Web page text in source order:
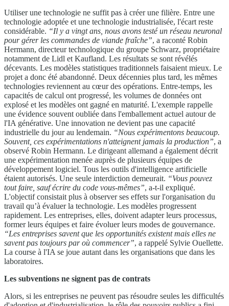
Utiliser une technologie ne suffit pas à créer une filière. Entre une
technologie adoptée et une technologie industrialisée, l'écart reste
considérable. “Il y a vingt ans, nous avons testé un réseau neuronal
pour gérer les commandes de viande fraîche”, a raconté Robin
Hermann, directeur technologique du groupe Schwarz, propriétaire
notamment de Lidl et Kaufland. Les résultats se sont révélés
décevants. Les modèles statistiques traditionnels faisaient mieux. Le
projet a donc été abandonné. Deux décennies plus tard, les mêmes
technologies reviennent au cœur des opérations. Entre-temps, les
capacités de calcul ont progressé, les volumes de données ont
explosé et les modèles ont gagné en maturité. L'exemple rappelle
une évidence souvent oubliée dans l'emballement actuel autour de
l'IA générative. Une innovation ne devient pas une capacité
industrielle du jour au lendemain. “Nous expérimentons beaucoup.
Souvent, ces expérimentations n'atteignent jamais la production”, a
observé Robin Hermann. Le dirigeant allemand a également décrit
une expérimentation menée auprès de plusieurs équipes de
développement logiciel. Tous les outils d'intelligence artificielle
étaient autorisés. Une seule interdiction demeurait. “Vous pouvez
tout faire, sauf écrire du code vous-mêmes”, a-t-il expliqué.
L'objectif consistait plus à observer ses effets sur l'organisation du
travail qu’à évaluer la technologie. Les modèles progressent
rapidement. Les entreprises, elles, doivent adapter leurs processus,
former leurs équipes et faire évoluer leurs modes de gouvernance.
“Les entreprises savent que les opportunités existent mais elles ne
savent pas toujours par où commencer”, a rappelé Sylvie Ouellette.
La course à l'IA se joue autant dans les organisations que dans les
laboratoires.
Les subventions ne signent pas de contrats
Alors, si les entreprises ne peuvent pas résoudre seules les difficultés